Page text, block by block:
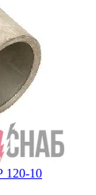
120-10